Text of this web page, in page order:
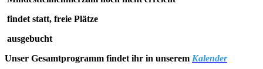
findet statt, freie Plätze
ausgebucht
Unser Gesamtprogramm findet ihr in unserem Kalender